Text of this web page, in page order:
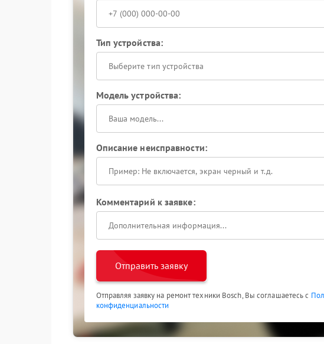
Тип устройства:
Выберите тип устройства
Модель устройства:
Описание неисправности:
Комментарий к заявке:
Отправить заявку
Отправляя заявку на ремонт техники Bosch, Вы соглашаетесь с
конфиденциальности